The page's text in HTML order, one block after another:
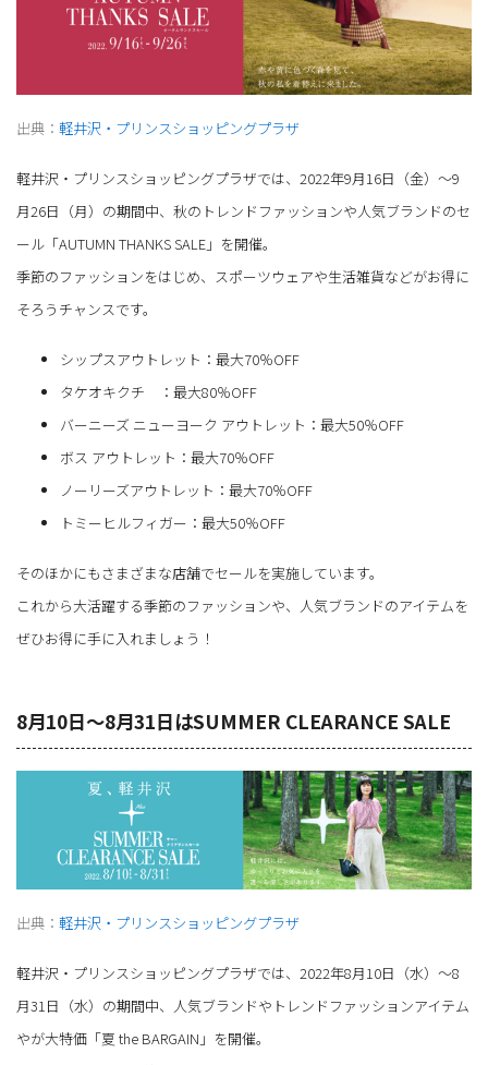
出典： 軽井沢・プリンスショッピングプラザ
軽井沢・プリンスショッピングプラザでは、2022年9月16日（金）～9
月26日（月）の期間中、秋のトレンドファッションや人気ブランドのセ
ール「AUTUMN THANKS SALE」を開催。
季節のファッションをはじめ、スポーツウェアや生活雑貨などがお得に
そろうチャンスです。
シップスアウトレット：最大70％OFF
タケオキクチ ：最大80％OFF
バーニーズ ニューヨーク アウトレット：最大50％OFF
ボス アウトレット：最大70％OFF
ノーリーズアウトレット：最大70％OFF
トミーヒルフィガー：最大50％OFF
そのほかにもさまざまな店舗でセールを実施しています。
これから大活躍する季節のファッションや、人気ブランドのアイテムを
ぜひお得に手に入れましょう！
8月10日～8月31日はSUMMER CLEARANCE SALE
出典： 軽井沢・プリンスショッピングプラザ
軽井沢・プリンスショッピングプラザでは、2022年8月10日（水）～8
月31日（水）の期間中、人気ブランドやトレンドファッションアイテム
やが大特価「夏 the BARGAIN」を開催。